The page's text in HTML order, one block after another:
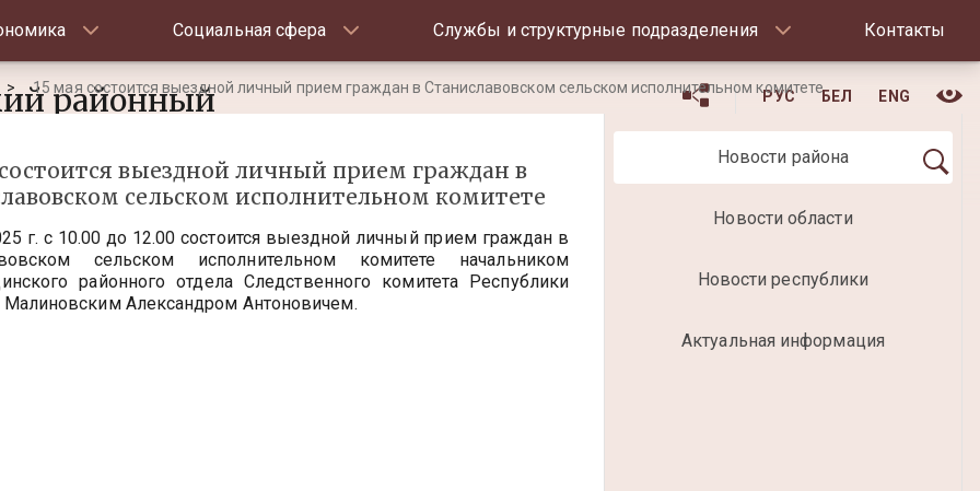
Социальная сфера Службы и структурные подразделения Контакты
районный
комитет
РУС БЕЛ ENG
15 мая состоится выездной личный прием граждан в Станиславовском сельском исполнительном комитете
выездной личный прием граждан в
сельском исполнительном комитете
г. с 10.00 до 12.00 состоится выездной личный прием граждан в
сельском исполнительном комитете начальником
районного отдела Следственного комитета Республики
Малиновским Александром Антоновичем.
Новости района
Новости области
Новости республики
Актуальная информация